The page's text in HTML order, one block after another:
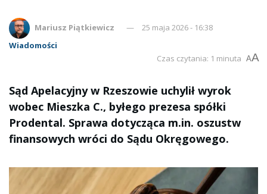
Mariusz Piątkiewicz
25 maja 2026 - 16:38
Wiadomości
Czas czytania: 1 minuta AA
Sąd Apelacyjny w Rzeszowie uchylił wyrok
wobec Mieszka C., byłego prezesa spółki
Prodental. Sprawa dotycząca m.in. oszustw
finansowych wróci do Sądu Okręgowego.